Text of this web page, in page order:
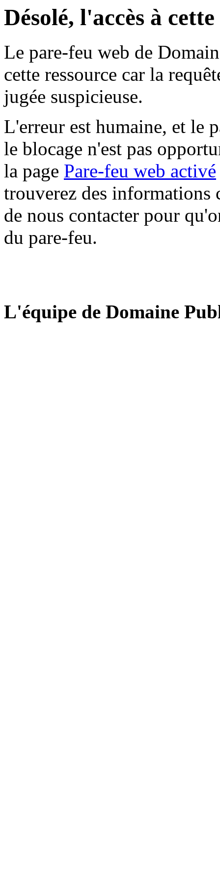
Désolé, l'accès à
Le pare-feu web de
cette ressource car la
jugée suspicieuse.
L'erreur est humaine, et le
le blocage n'est pas
la page Pare-feu web activé
trouverez des informations
de nous contacter pour
du pare-feu.
L'équipe de Domaine